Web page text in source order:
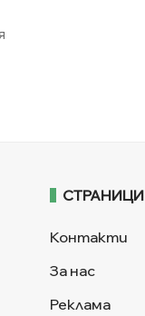
СТРАНИЦИ
Контакти
За нас
Реклама